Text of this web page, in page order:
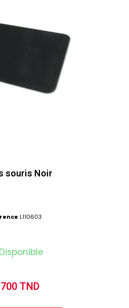
souris Noir
L110603
Disponible
TND